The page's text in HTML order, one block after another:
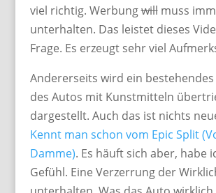
viel richtig. Werbungwillmuss
unterhalten. Das leistet dieses
Frage. Es erzeugt sehr viel
Andererseits wird ein bestehendes
des Autos mit Kunstmitteln
dargestellt. Auch das ist nichts
Kennt man schon vom Epic Split
Damme). Es häuft sich aber, habe
Gefühl. Eine Verzerrung der